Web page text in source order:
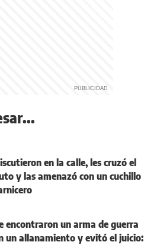
en la calle, les cruzó el
y las amenazó con un cuchillo
encontraron un arma de guerra
un allanamiento y evitó el juicio: